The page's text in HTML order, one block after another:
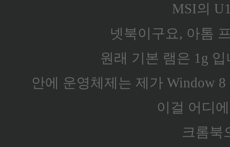
MSI의
넷북이구요, 아톰
원래 기본 램은 1g
안에 운영체제는 제가 Window
이걸 어디
크롬북